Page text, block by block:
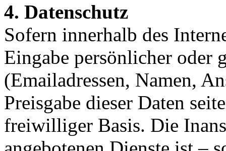
4. Datenschutz
Sofern innerhalb des
Eingabe persönlicher oder
(Emailadressen, Namen,
Preisgabe dieser Daten
freiwilliger Basis. Die